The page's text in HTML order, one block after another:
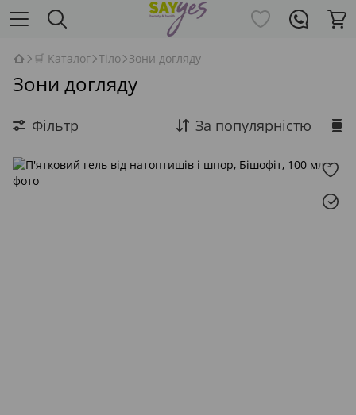
🛒 Каталог Тіло Зони догляду
Зони догляду
Фільтр За популярністю